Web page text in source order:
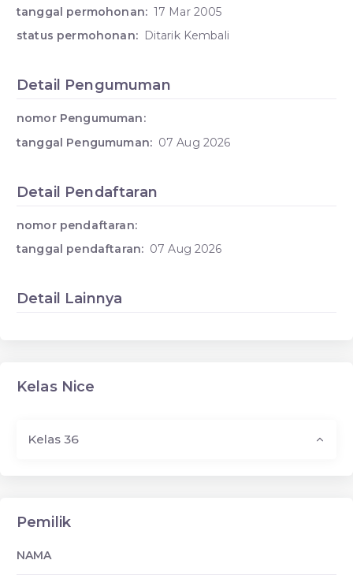
tanggal permohonan: 17 Mar 2005
status permohonan: Ditarik Kembali
Detail Pengumuman
nomor Pengumuman:
tanggal Pengumuman: 07 Aug 2026
Detail Pendaftaran
nomor pendaftaran:
tanggal pendaftaran: 07 Aug 2026
Detail Lainnya
Kelas Nice
Kelas 36
Pemilik
NAMA